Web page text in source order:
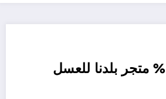
كوبون خصم 5% متجر بلدنا للعسل